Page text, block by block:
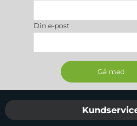
Din e-post
Sidfot Blandad info